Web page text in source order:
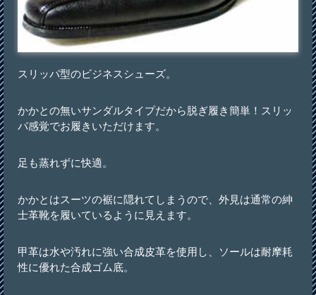
スリッパ型のビジネスシューズ。
かかとの無いサンダルタイプだから脱ぎ履き簡単！スリッ
パ感覚でお履きいただけます。
足も蒸れずに快適。
かかとはスーツの裾に隠れてしまうので、外見は通常の紳
士革靴を履いているように見えます。
甲革は水や汚れに強い合成皮革を使用し、ソールは耐摩耗
性に優れた合成ゴム底。